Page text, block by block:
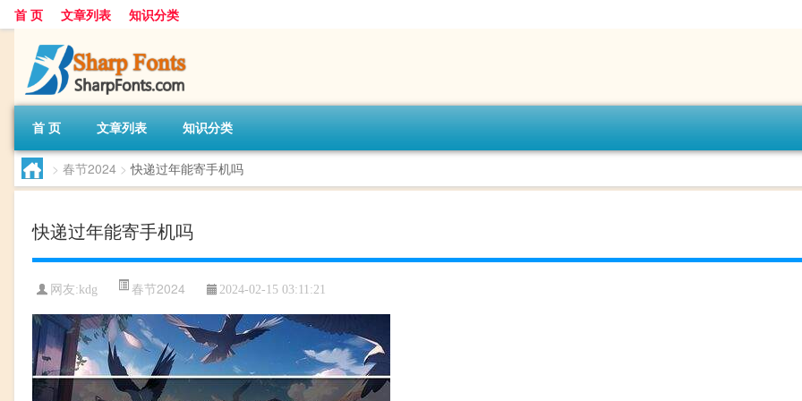
首 页 文章列表 知识分类
首 页 文章列表 知识分类
> 春节2024 > 快递过年能寄手机吗
快递过年能寄手机吗
网友: kdg 春节2024 2024-02-15 03:11:21